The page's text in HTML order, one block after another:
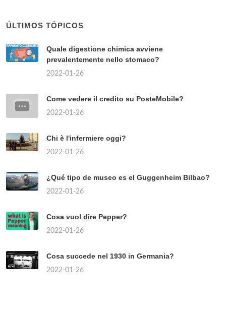
ÚLTIMOS TÓPICOS
Quale digestione chimica avviene
prevalentemente nello stomaco?
2022-01-26
Come vedere il credito su PosteMobile?
2022-01-26
Chi è l'infermiere oggi?
2022-01-26
¿Qué tipo de museo es el Guggenheim Bilbao?
2022-01-26
Cosa vuol dire Pepper?
2022-01-26
Cosa succede nel 1930 in Germania?
2022-01-26